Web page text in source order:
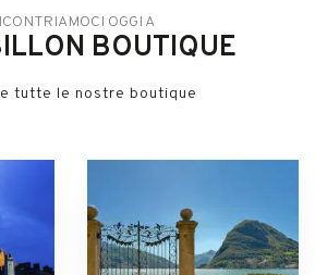
OGGI A
BOUTIQUE
tutte le nostre boutique